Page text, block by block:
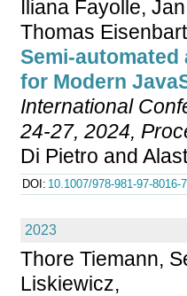
Iliana Fayolle,
Thomas
Semi-
for Modern
International
24-27, 2024,
Di Pietro and
DOI: 10.1007/978-981-97-8016-
2023
Thore Tiemann,
Liskiewicz,